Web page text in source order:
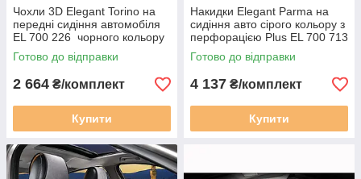
Чохли 3D Elegant Torino на
передні сидіння автомобіля
EL 700 226 чорного кольору
Готово до відправки
2 664 ₴/комплект
Купити
Накидки Elegant Parma на
сидіння авто сірого кольору з
перфорацією Plus EL 700 713
Готово до відправки
4 137 ₴/комплект
Купити